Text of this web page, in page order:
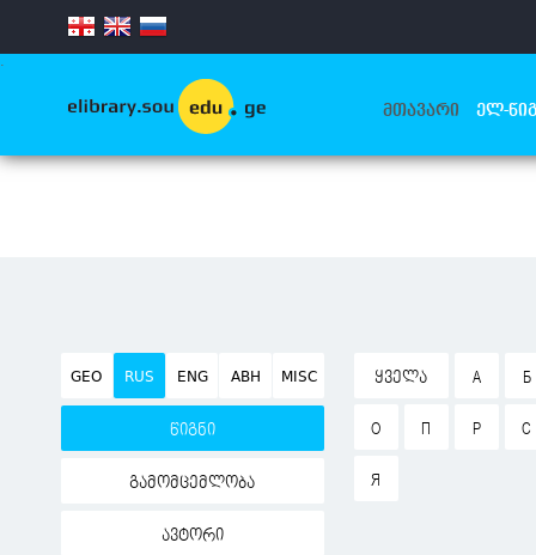
.
ᲛᲗᲐᲕᲐᲠᲘ ᲔᲚ-
GEO RUS ENG ABH MISC
წიგნი
გამომცემლობა
ავტორი
ᲧᲕᲔᲚᲐ А Б
О П Р С
Я